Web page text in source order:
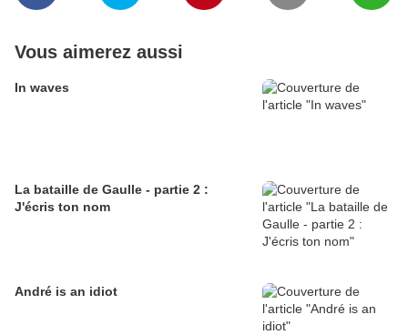
Vous aimerez aussi
In waves
La bataille de Gaulle - partie 2 :
J'écris ton nom
André is an idiot